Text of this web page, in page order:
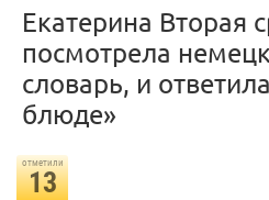
Екатерина Вторая
посмотрела
словарь, и
блюде»
отметили
13